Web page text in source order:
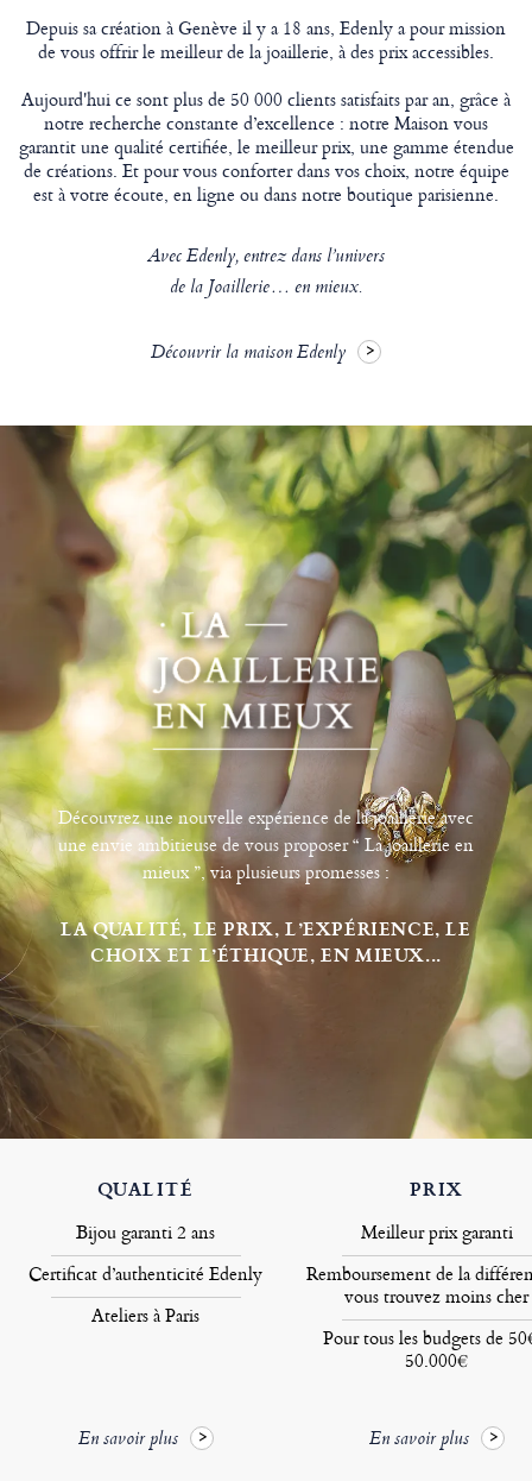
Depuis sa création à Genève il y a 18 ans, Edenly a pour mission
de vous offrir le meilleur de la joaillerie, à des prix accessibles.
Aujourd'hui ce sont plus de 50 000 clients satisfaits par an, grâce à
notre recherche constante d’excellence : notre Maison vous
garantit une qualité certifiée, le meilleur prix, une gamme étendue
de créations. Et pour vous conforter dans vos choix, notre équipe
est à votre écoute, en ligne ou dans notre boutique parisienne.
Avec Edenly, entrez dans l’univers
de la Joaillerie… en mieux.
Découvrir la maison Edenly
Découvrez une nouvelle expérience de la joaillerie avec
une envie ambitieuse de vous proposer “ La joaillerie en
mieux ”, via plusieurs promesses :
LA QUALITÉ, LE PRIX, L’EXPÉRIENCE, LE
CHOIX ET L’ÉTHIQUE, EN MIEUX...
QUALITÉ
Bijou garanti 2 ans
Certificat d’authenticité Edenly
Ateliers à Paris
En savoir plus
PRIX
Meilleur prix garanti
Remboursement de la
vous trouvez moins cher
Pour tous les budgets de
50.000€
En savoir plus